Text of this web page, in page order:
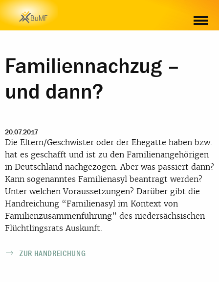
Familiennachzug –
und dann?
20.07.2017
Die Eltern/Geschwister oder der Ehegatte haben bzw.
hat es geschafft und ist zu den Familienangehörigen
in Deutschland nachgezogen. Aber was passiert dann?
Kann sogenanntes Familienasyl beantragt werden?
Unter welchen Voraussetzungen? Darüber gibt die
Handreichung “Familienasyl im Kontext von
Familienzusammenführung” des niedersächsischen
Flüchtlingsrats Auskunft.
ZUR HANDREICHUNG